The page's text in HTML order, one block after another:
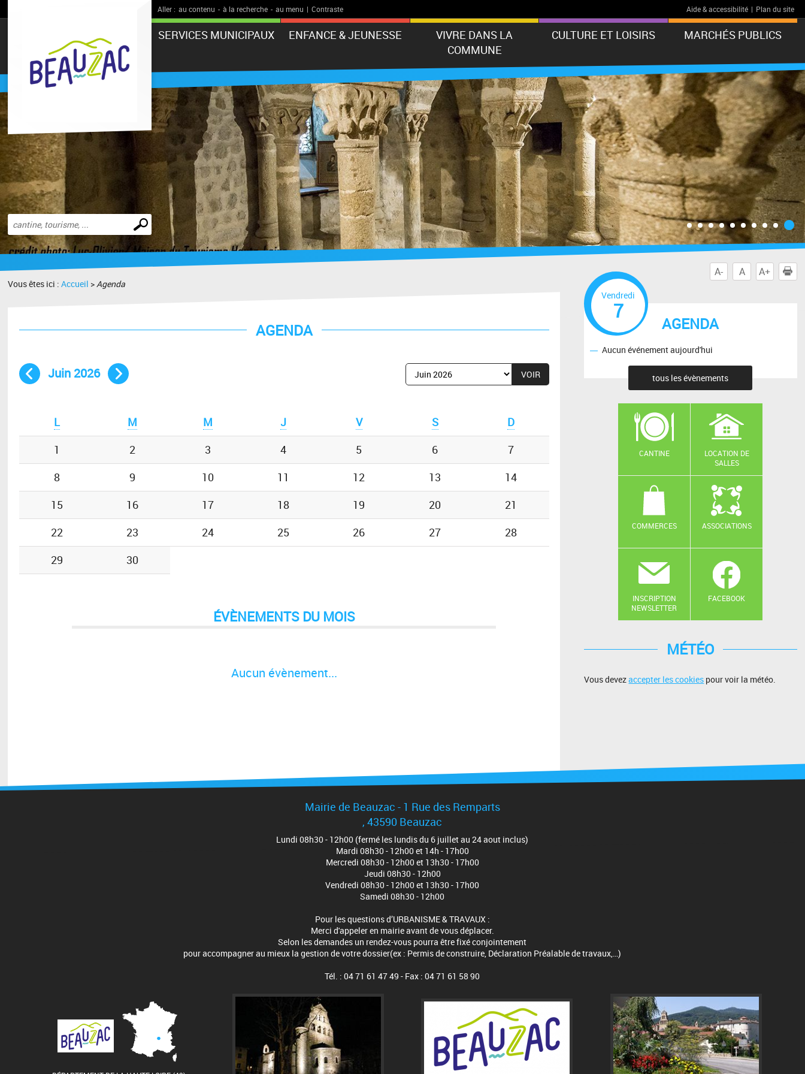
Aller : au contenu - à la recherche - au menu | Contraste Aide & accessibilité | Plan du site
SERVICES MUNICIPAUX ENFANCE & JEUNESSE
VIVRE DANS LA
COMMUNE
CULTURE ET LOISIRS MARCHÉS PUBLICS
Effectuer
une
recherche
A- A A+
Vous êtes ici :Accueil >Agenda
AGENDA
Mois précédent
Juin 2026
Mois suivant
Afficher
le
L M M J V S
D
1
2 3 4 5 6
7
8
9 10 11 12 13
14
15
16 17 18 19 20
21
22
23 24 25 26 27
28
29
30
ÉVÈNEMENTS DU MOIS
Aucun évènement...
AGENDA
Vendredi
7
Aucun événement aujourd'hui
tous les évènements
CANTINE
LOCATION DE
SALLES
COMMERCES ASSOCIATIONS
INSCRIPTION
NEWSLETTER
FACEBOOK
MÉTÉO
Vous devezaccepter les cookies pour voir la météo.
Mairie de Beauzac - 1 Rue des Remparts
, 43590 Beauzac
Lundi 08h30 - 12h00 (fermé les lundis du 6 juillet au 24 aout inclus)
Mardi 08h30 - 12h00 et 14h - 17h00
Mercredi 08h30 - 12h00 et 13h30 - 17h00
Jeudi 08h30 - 12h00
Vendredi 08h30 - 12h00 et 13h30 - 17h00
Samedi 08h30 - 12h00
Pour les questions d’URBANISME & TRAVAUX :
Merci d'appeler en mairie avant de vous déplacer.
Selon les demandes un rendez-vous pourra être fixé conjointement
pour accompagner au mieux la gestion de votre dossier(ex : Permis de construire, Déclaration Préalable de travaux,…)
Tél. : 04 71 61 47 49 - Fax : 04 71 61 58 90